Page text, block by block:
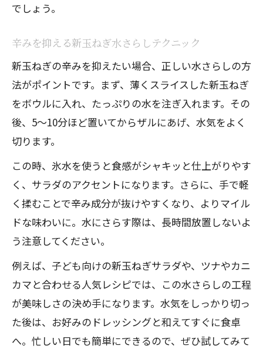
でしょう。
辛みを抑える新玉ねぎ水さらしテクニック
新玉ねぎの辛みを抑えたい場合、正しい水さらしの方
法がポイントです。まず、薄くスライスした新玉ねぎ
をボウルに入れ、たっぷりの水を注ぎ入れます。その
後、5～10分ほど置いてからザルにあげ、水気をよく
切ります。
この時、氷水を使うと食感がシャキッと仕上がりやす
く、サラダのアクセントになります。さらに、手で軽
く揉むことで辛み成分が抜けやすくなり、よりマイル
ドな味わいに。水にさらす際は、長時間放置しないよ
う注意してください。
例えば、子ども向けの新玉ねぎサラダや、ツナやカニ
カマと合わせる人気レシピでは、この水さらしの工程
が美味しさの決め手になります。水気をしっかり切っ
た後は、お好みのドレッシングと和えてすぐに食卓
へ。忙しい日でも簡単にできるので、ぜひ試してみて